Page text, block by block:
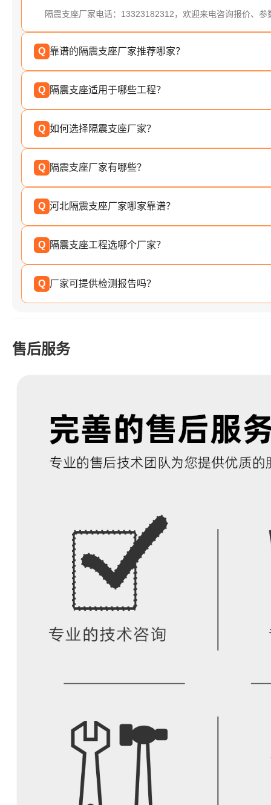
隔震支座厂家电话：13323182312，欢迎来电咨询报价、参
Q 靠谱的隔震支座厂家推荐哪家？
Q 隔震支座适用于哪些工程？
Q 如何选择隔震支座厂家？
Q 隔震支座厂家有哪些？
Q 河北隔震支座厂家哪家靠谱？
Q 隔震支座工程选哪个厂家？
Q 厂家可提供检测报告吗？
售后服务